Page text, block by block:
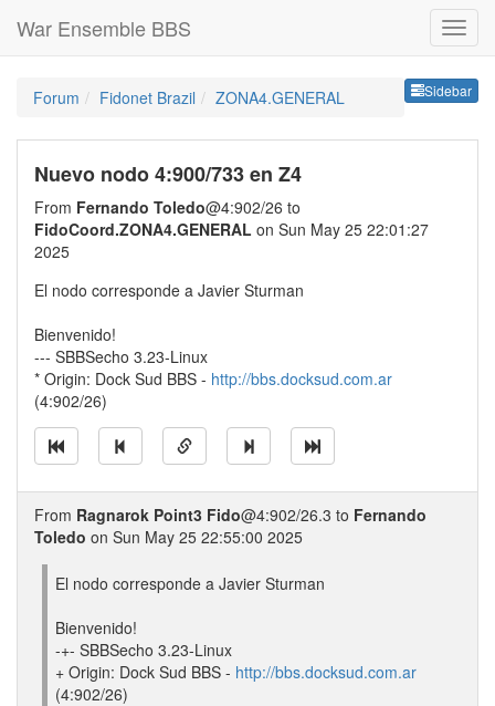
War Ensemble BBS
Sidebar
Forum Fidonet Brazil ZONA4.GENERAL
Nuevo nodo 4:900/733 en Z4
From Fernando Toledo@4:902/26 to
FidoCoord.ZONA4.GENERAL on Sun May 25 22:01:27
2025
El nodo corresponde a Javier Sturman
Bienvenido!
--- SBBSecho 3.23-Linux
* Origin: Dock Sud BBS - http://bbs.docksud.com.ar
(4:902/26)
From Ragnarok Point3 Fido@4:902/26.3 to Fernando
Toledo on Sun May 25 22:55:00 2025
El nodo corresponde a Javier Sturman
Bienvenido!
-+- SBBSecho 3.23-Linux
+ Origin: Dock Sud BBS - http://bbs.docksud.com.ar
(4:902/26)